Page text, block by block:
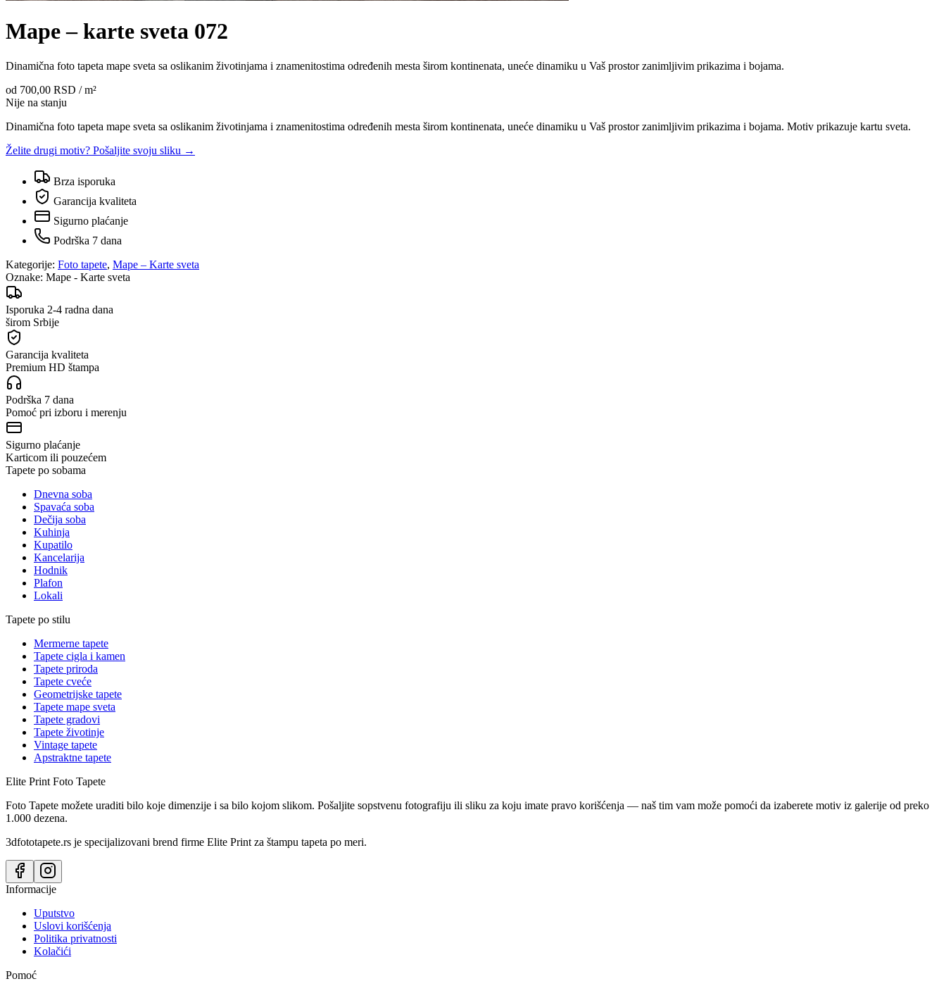
Mape – karte sveta 072
Dinamična foto tapeta mape sveta sa oslikanim životinjama i znamenitostima određenih mesta širom kontinenata, uneće dinamiku u Vaš prostor zanimljivim prikazima i bojama.
od 700,00 RSD / m²
Nije na stanju
Dinamična foto tapeta mape sveta sa oslikanim životinjama i znamenitostima određenih mesta širom kontinenata, uneće dinamiku u Vaš prostor zanimljivim prikazima i bojama. Motiv prikazuje kartu sveta.
Želite drugi motiv? Pošaljite svoju sliku →
Brza isporuka
Garancija kvaliteta
Sigurno plaćanje
Podrška 7 dana
Kategorije: Foto tapete, Mape – Karte sveta
Oznake: Mape - Karte sveta
Isporuka 2-4 radna dana
širom Srbije
Garancija kvaliteta
Premium HD štampa
Podrška 7 dana
Pomoć pri izboru i merenju
Sigurno plaćanje
Karticom ili pouzećem
Tapete po sobama
Dnevna soba
Spavaća soba
Dečija soba
Kuhinja
Kupatilo
Kancelarija
Hodnik
Plafon
Lokali
Tapete po stilu
Mermerne tapete
Tapete cigla i kamen
Tapete priroda
Tapete cveće
Geometrijske tapete
Tapete mape sveta
Tapete gradovi
Tapete životinje
Vintage tapete
Apstraktne tapete
Elite Print Foto Tapete
Foto Tapete možete uraditi bilo koje dimenzije i sa bilo kojom slikom. Pošaljite sopstvenu fotografiju ili sliku za koju imate pravo korišćenja — naš tim vam može pomoći da izaberete motiv iz galerije od preko
1.000 dezena.
3dfototapete.rs je specijalizovani brend firme Elite Print za štampu tapeta po meri.
Informacije
Uputstvo
Uslovi korišćenja
Politika privatnosti
Kolačići
Pomoć